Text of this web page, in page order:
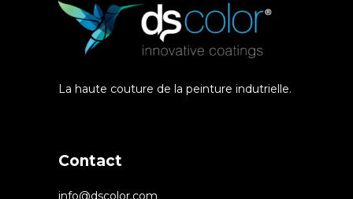
La haute couture de la peinture indutrielle.
Contact
info@dscolor.com